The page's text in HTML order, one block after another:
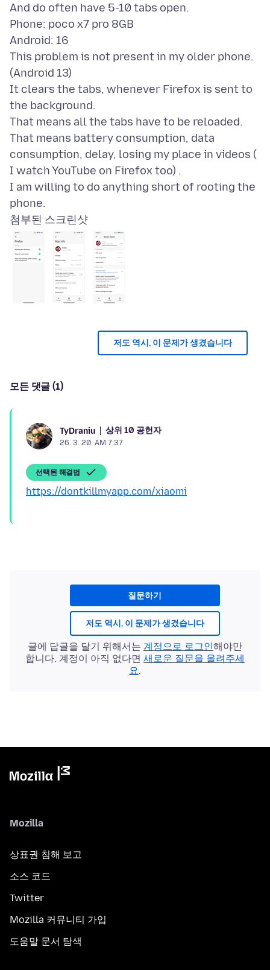
And do often have 5-10 tabs open.
Phone: poco x7 pro 8GB
Android: 16
This problem is not present in my older phone.
(Android 13)
It clears the tabs, whenever Firefox is sent to
the background.
That means all the tabs have to be reloaded.
That means battery consumption, data
consumption, delay, losing my place in videos (
I watch YouTube on Firefox too) .
I am willing to do anything short of rooting the
첨부된 스크린샷
저도 역시, 이 문제가 생겼습니다
모든 댓글 (1)
TyDraniu 상위 10 공헌자
26. 3. 20. AM 7:37
선택된 해결법
https://dontkillmyapp.com/xiaomi
질문하기
저도 역시, 이 문제가 생겼습니다
글에 답글을 달기 위해서는 계정으로 로그인해야만
합니다. 계정이 아직 없다면 새로운 질문을 올려주세
요.
Mozilla
상표권 침해 보고
소스 코드
Twitter
Mozilla 커뮤니티 가입
도움말 문서 탐색